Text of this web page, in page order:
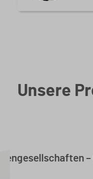
Unsere
–